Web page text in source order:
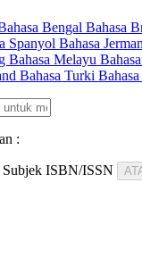
Bengal Bahasa
Spanyol Bahasa Jerman
Bahasa Melayu
Bahasa Turki
:
Subjek ISBN/ISSN